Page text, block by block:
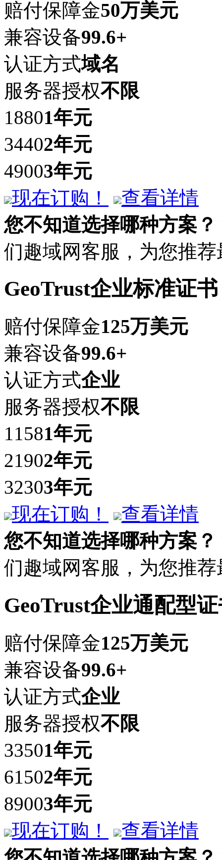
赔付保障金50万美元
兼容设备99.6+
认证方式域名
服务器授权不限
18801年元
34402年元
49003年元
现在订购！
查看详情
您不知道选择哪种方案？
们趣域网客服，为您推
GeoTrust企业标准证书
赔付保障金125万美元
兼容设备99.6+
认证方式企业
服务器授权不限
11581年元
21902年元
32303年元
现在订购！
查看详情
您不知道选择哪种方案？
们趣域网客服，为您推
GeoTrust企业通配型
赔付保障金125万美元
兼容设备99.6+
认证方式企业
服务器授权不限
33501年元
61502年元
89003年元
现在订购！
查看详情